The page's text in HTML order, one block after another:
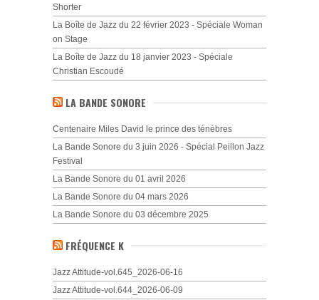
Shorter
La Boîte de Jazz du 22 février 2023 - Spéciale Woman
on Stage
La Boîte de Jazz du 18 janvier 2023 - Spéciale
Christian Escoudé
LA BANDE SONORE
Centenaire Miles David le prince des ténèbres
La Bande Sonore du 3 juin 2026 - Spécial Peillon Jazz
Festival
La Bande Sonore du 01 avril 2026
La Bande Sonore du 04 mars 2026
La Bande Sonore du 03 décembre 2025
FRÉQUENCE K
Jazz Attitude-vol.645_2026-06-16
Jazz Attitude-vol.644_2026-06-09